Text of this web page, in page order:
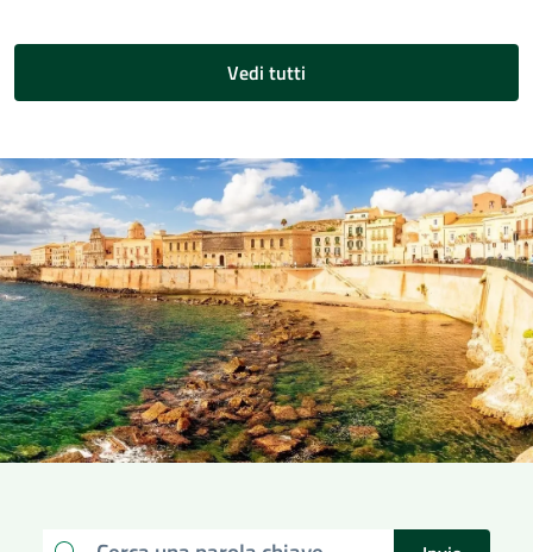
Vedi tutti